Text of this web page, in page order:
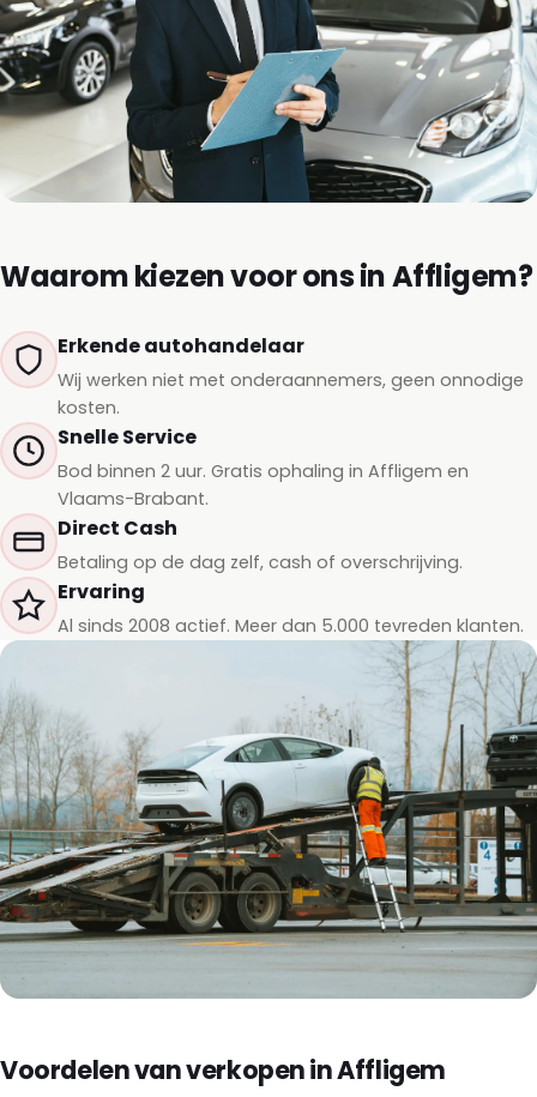
Waarom kiezen voor ons in Affligem?
Erkende autohandelaar
Wij werken niet met onderaannemers, geen onnodige
kosten.
Snelle Service
Bod binnen 2 uur. Gratis ophaling in Affligem en
Vlaams-Brabant.
Direct Cash
Betaling op de dag zelf, cash of overschrijving.
Ervaring
Al sinds 2008 actief. Meer dan 5.000 tevreden klanten.
Voordelen van verkopen in Affligem